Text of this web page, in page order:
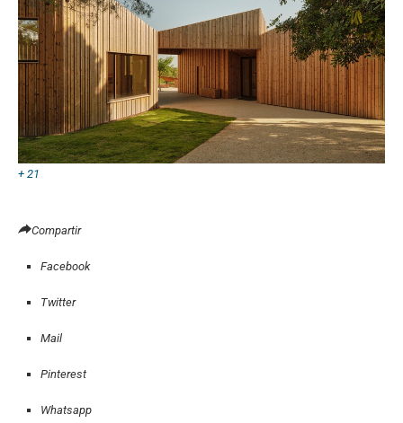
+ 21
Compartir
Facebook
Twitter
Mail
Pinterest
Whatsapp